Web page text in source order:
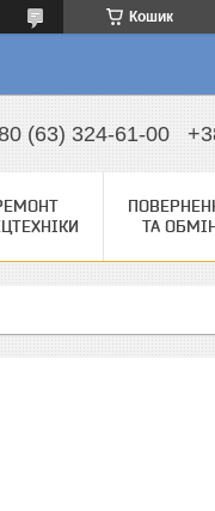
Кошик
(63) 324-61-00
ТА